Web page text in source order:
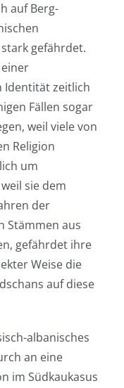
auf Berg-
gefährdet.
Identität zeitlich
Fällen sogar
weil viele von
Religion
um
sie dem
der
Stämmen aus
gefährdet ihre
Weise die
auf diese
albanisches
an eine
im Südkaukasus